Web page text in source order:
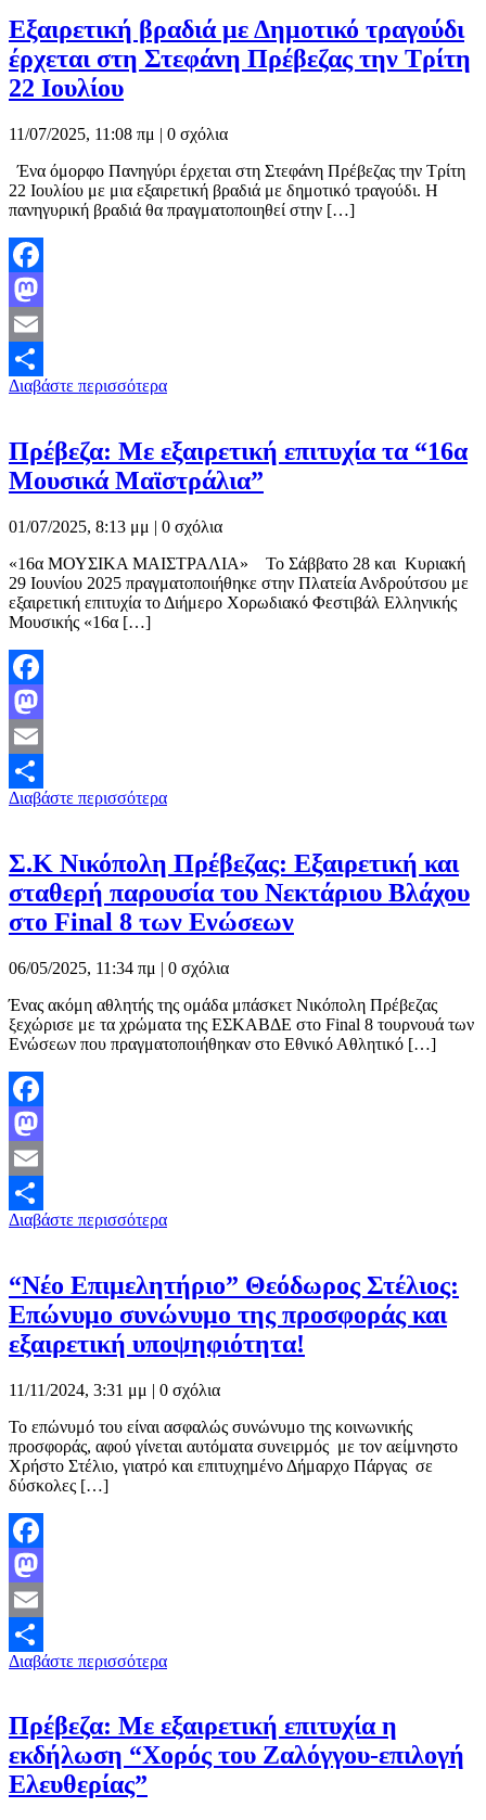
Εξαιρετική βραδιά με Δημοτικό τραγούδι
έρχεται στη Στεφάνη Πρέβεζας την Τρίτη
22 Ιουλίου
11/07/2025, 11:08 πμ | 0 σχόλια
Ένα όμορφο Πανηγύρι έρχεται στη Στεφάνη Πρέβεζας την Τρίτη
22 Ιουλίου με μια εξαιρετική βραδιά με δημοτικό τραγούδι. Η
πανηγυρική βραδιά θα πραγματοποιηθεί στην […]
Facebook
Mastodon
Email
Μοιραστείτε
Διαβάστε περισσότερα
Πρέβεζα: Με εξαιρετική επιτυχία τα “16α
Μουσικά Μαϊστράλια”
01/07/2025, 8:13 μμ | 0 σχόλια
«16α ΜΟΥΣΙΚΑ ΜΑΙΣΤΡΑΛΙΑ» Το Σάββατο 28 και Κυριακή
29 Ιουνίου 2025 πραγματοποιήθηκε στην Πλατεία Ανδρούτσου με
εξαιρετική επιτυχία το Διήμερο Χορωδιακό Φεστιβάλ Ελληνικής
Μουσικής «16α […]
Facebook
Mastodon
Email
Μοιραστείτε
Διαβάστε περισσότερα
Σ.Κ Νικόπολη Πρέβεζας: Εξαιρετική και
σταθερή παρουσία του Νεκτάριου Βλάχου
στο Final 8 των Ενώσεων
06/05/2025, 11:34 πμ | 0 σχόλια
Ένας ακόμη αθλητής της ομάδα μπάσκετ Νικόπολη Πρέβεζας
ξεχώρισε με τα χρώματα της ΕΣΚΑΒΔΕ στο Final 8 τουρνουά των
Ενώσεων που πραγματοποιήθηκαν στο Εθνικό Αθλητικό […]
Facebook
Mastodon
Email
Μοιραστείτε
Διαβάστε περισσότερα
“Νέο Επιμελητήριο” Θεόδωρος Στέλιος:
Επώνυμο συνώνυμο της προσφοράς και
εξαιρετική υποψηφιότητα!
11/11/2024, 3:31 μμ | 0 σχόλια
Το επώνυμό του είναι ασφαλώς συνώνυμο της κοινωνικής
προσφοράς, αφού γίνεται αυτόματα συνειρμός με τον αείμνηστο
Χρήστο Στέλιο, γιατρό και επιτυχημένο Δήμαρχο Πάργας σε
δύσκολες […]
Facebook
Mastodon
Email
Μοιραστείτε
Διαβάστε περισσότερα
Πρέβεζα: Με εξαιρετική επιτυχία η
εκδήλωση “Χορός του Ζαλόγγου-επιλογή
Ελευθερίας”